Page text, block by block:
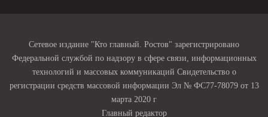
Сетевое издание "Кто главный. Ростов" зарегистрировано
Федеральной службой по надзору в сфере связи, информационных
технологий и массовых коммуникаций Свидетельство о
регистрации средств массовой информации Эл № ФС77-78079 от 13
марта 2020 г
Главный редактор